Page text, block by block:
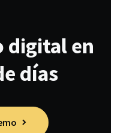
digital en
días